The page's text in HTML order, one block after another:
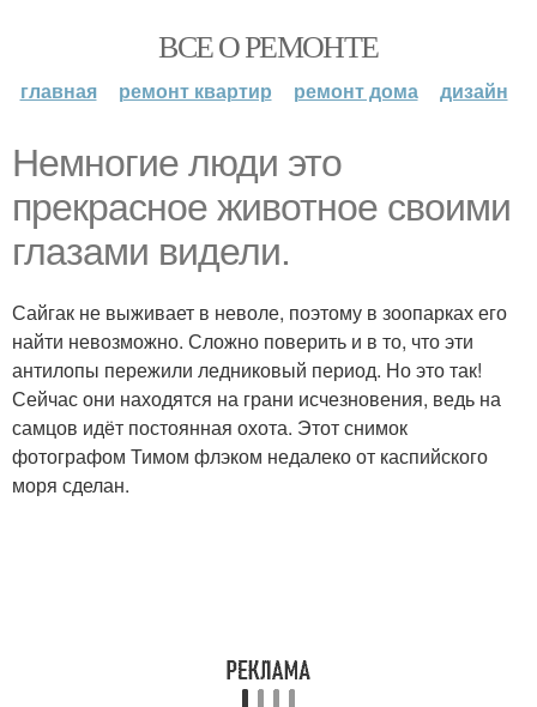
ВСЕ О РЕМОНТЕ
главная ремонт квартир ремонт дома дизайн
Немногие люди это
прекрасное животное своими
глазами видели.
Сайгак не выживает в неволе, поэтому в зоопарках его
найти невозможно. Сложно поверить и в то, что эти
антилопы пережили ледниковый период. Но это так!
Сейчас они находятся на грани исчезновения, ведь на
самцов идёт постоянная охота. Этот снимок
фотографом Тимом флэком недалеко от каспийского
моря сделан.